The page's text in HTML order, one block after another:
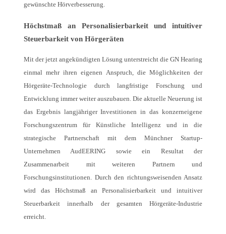
gewünschte Hörverbesserung.
Höchstmaß an Personalisierbarkeit und intuitiver
Steuerbarkeit von Hörgeräten
Mit der jetzt angekündigten Lösung unterstreicht die GN Hearing
einmal mehr ihren eigenen Anspruch, die Möglichkeiten der
Hörgeräte-Technologie durch langfristige Forschung und
Entwicklung immer weiter auszubauen. Die aktuelle Neuerung ist
das Ergebnis langjähriger Investitionen in das konzerneigene
Forschungszentrum für Künstliche Intelligenz und in die
strategische Partnerschaft mit dem Münchner Startup-
Unternehmen AudEERING sowie ein Resultat der
Zusammenarbeit mit weiteren Partnern und
Forschungsinstitutionen. Durch den richtungsweisenden Ansatz
wird das Höchstmaß an Personalisierbarkeit und intuitiver
Steuerbarkeit innerhalb der gesamten Hörgeräte-Industrie
erreicht.